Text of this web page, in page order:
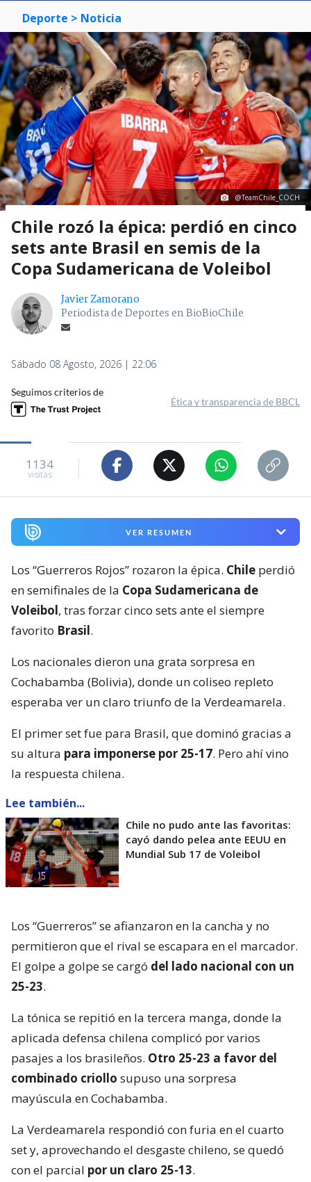
Deporte > Noticia
@TeamChile_COCH
Chile rozó la épica: perdió en cinco
sets ante Brasil en semis de la
Copa Sudamericana de Voleibol
Javier Zamorano
Periodista de Deportes en BioBioChile
Sábado 08 Agosto, 2026 | 22:06
Seguimos criterios de
Ética y transparencia de BBCL
1134
visitas
VER RESUMEN
Los “Guerreros Rojos” rozaron la épica. Chile perdió
en semifinales de la Copa Sudamericana de
Voleibol, tras forzar cinco sets ante el siempre
favorito Brasil.
Los nacionales dieron una grata sorpresa en
Cochabamba (Bolivia), donde un coliseo repleto
esperaba ver un claro triunfo de la Verdeamarela.
El primer set fue para Brasil, que dominó gracias a
su altura para imponerse por 25-17. Pero ahí vino
la respuesta chilena.
Lee también...
Chile no pudo ante las favoritas:
cayó dando pelea ante EEUU en
Mundial Sub 17 de Voleibol
Los “Guerreros” se afianzaron en la cancha y no
permitieron que el rival se escapara en el marcador.
El golpe a golpe se cargó del lado nacional con un
25-23.
La tónica se repitió en la tercera manga, donde la
aplicada defensa chilena complicó por varios
pasajes a los brasileños. Otro 25-23 a favor del
combinado criollo supuso una sorpresa
mayúscula en Cochabamba.
La Verdeamarela respondió con furia en el cuarto
set y, aprovechando el desgaste chileno, se quedó
con el parcial por un claro 25-13.